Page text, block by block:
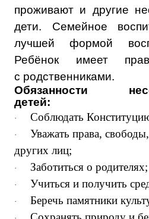
проживают и другие
дети. Семейное
лучшей формой
Ребёнок имеет
с родственниками.
Обязанности
детей:
· Соблюдать
·
Уважать права,
других лиц;
· Заботиться о родителях;
· Учиться и получить
· Беречь памятники